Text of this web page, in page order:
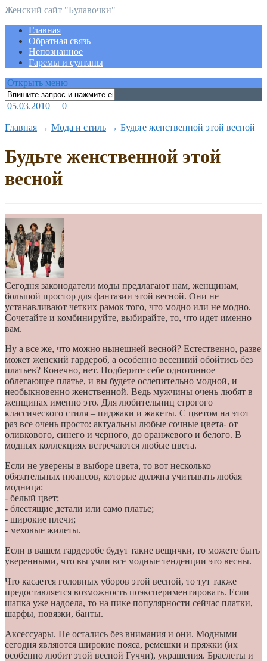
Женский сайт "Булавочки"
Главная
Обратная связь
Непознанное
Гаремы и султаны
Открыть меню
05.03.2010 0
Главная → Мода и стиль → Будьте женственной этой весной
Будьте женственной этой
весной
Сегодня законодатели моды предлагают нам, женщинам,
большой простор для фантазии этой весной. Они не
устанавливают четких рамок того, что модно или не модно.
Сочетайте и комбинируйте, выбирайте, то, что идет именно
вам.
Ну а все же, что можно нынешней весной? Естественно, разве
может женский гардероб, а особенно весенний обойтись без
платьев? Конечно, нет. Подберите себе однотонное
облегающее платье, и вы будете ослепительно модной, и
необыкновенно женственной. Ведь мужчины очень любят в
женщинах именно это. Для любительниц строгого
классического стиля – пиджаки и жакеты. С цветом на этот
раз все очень просто: актуальны любые сочные цвета- от
оливкового, синего и черного, до оранжевого и белого. В
модных коллекциях встречаются любые цвета.
Если не уверены в выборе цвета, то вот несколько
обязательных нюансов, которые должна учитывать любая
модница:
- белый цвет;
- блестящие детали или само платье;
- широкие плечи;
- меховые жилеты.
Если в вашем гардеробе будут такие вещички, то можете быть
уверенными, что вы учли все модные тенденции это весны.
Что касается головных уборов этой весной, то тут также
предоставляется возможность поэкспериментировать. Если
шапка уже надоела, то на пике популярности сейчас платки,
шарфы, повязки, банты.
Аксессуары. Не остались без внимания и они. Модными
сегодня являются широкие пояса, ремешки и пряжки (их
особенно любит этой весной Гуччи), украшения. Браслеты и